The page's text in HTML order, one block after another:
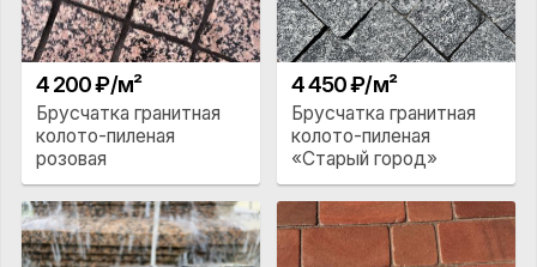
4 200 ₽/м²
Брусчатка гранитная
колото-пиленая
розовая
4 450 ₽/м²
Брусчатка гранитная
колото-пиленая
«Старый город»